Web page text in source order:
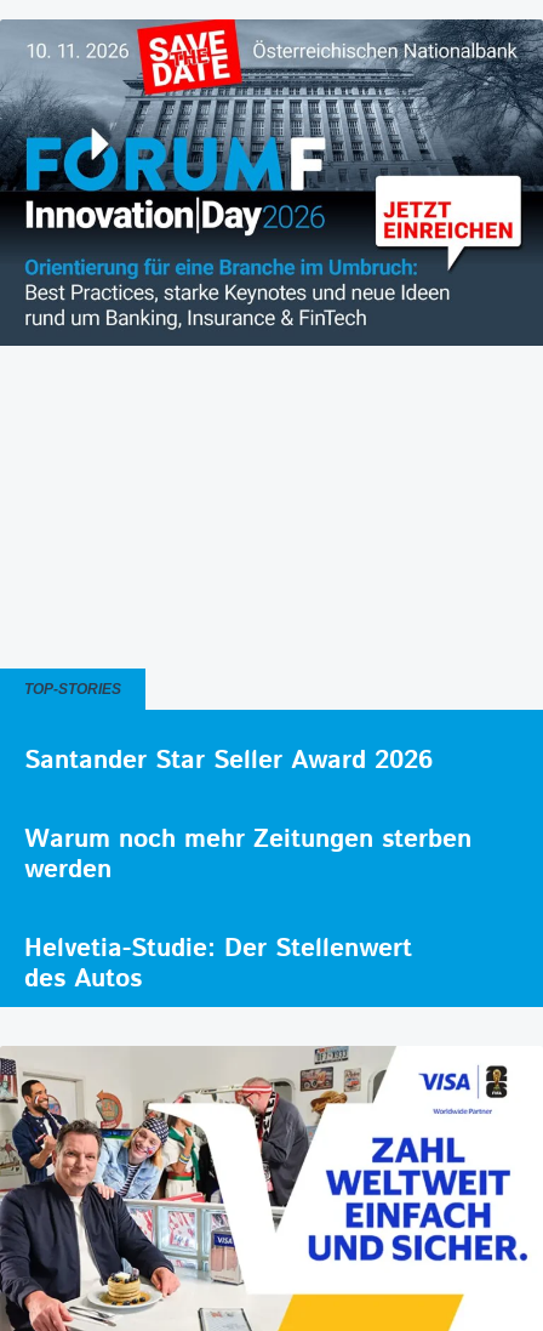
TOP-STORIES
Santander Star Seller Award 2026
Warum noch mehr Zeitungen sterben
werden
Helvetia-Studie: Der Stellenwert
des Autos